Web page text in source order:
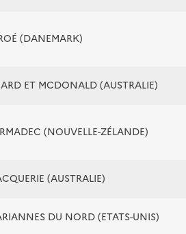
(DANEMARK)
ET MCDONALD (AUSTRALIE)
(NOUVELLE-ZÉLANDE)
(AUSTRALIE)
DU NORD (ETATS-UNIS)